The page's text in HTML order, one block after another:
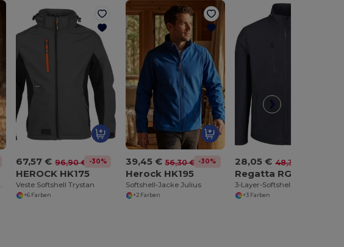
67,57 € 96,90 € -30%
HEROCK HK175
Veste Softshell Trystan
+6 Farben
39,45 € 56,30 € -30%
Herock HK195
Softshell-Jacke Julius
+2 Farben
28,05 € 48,30 €
Regatta RGA610
3-Layer-Softshelljacke
+3 Farben